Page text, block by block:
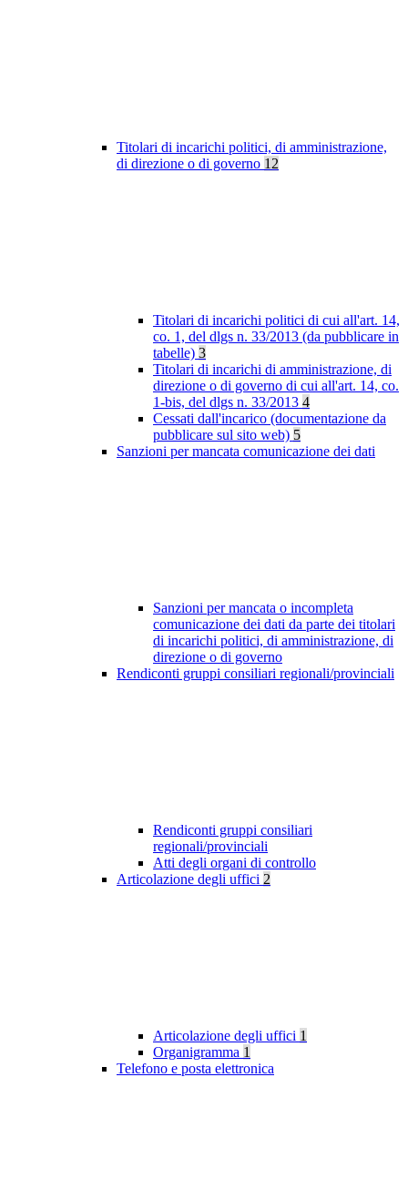
Titolari di incarichi politici, di amministrazione,
di direzione o di governo 12
Titolari di incarichi politici di cui all'art. 14,
co. 1, del dlgs n. 33/2013 (da pubblicare in
tabelle) 3
Titolari di incarichi di amministrazione, di
direzione o di governo di cui all'art. 14, co.
1-bis, del dlgs n. 33/2013 4
Cessati dall'incarico (documentazione da
pubblicare sul sito web) 5
Sanzioni per mancata comunicazione dei dati
Sanzioni per mancata o incompleta
comunicazione dei dati da parte dei titolari
di incarichi politici, di amministrazione, di
direzione o di governo
Rendiconti gruppi consiliari regionali/provinciali
Rendiconti gruppi consiliari
regionali/provinciali
Atti degli organi di controllo
Articolazione degli uffici 2
Articolazione degli uffici 1
Organigramma 1
Telefono e posta elettronica